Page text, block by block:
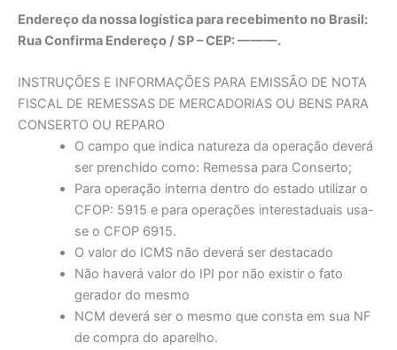
Endereço da nossa logística para recebimento no Brasil:
Rua Confirma Endereço / SP – CEP: ———.
INSTRUÇÕES E INFORMAÇÕES PARA EMISSÃO DE NOTA
FISCAL DE REMESSAS DE MERCADORIAS OU BENS PARA
CONSERTO OU REPARO
O campo que indica natureza da operação deverá
ser prenchido como: Remessa para Conserto;
Para operação interna dentro do estado utilizar o
CFOP: 5915 e para operações interestaduais usa-
se o CFOP 6915.
O valor do ICMS não deverá ser destacado
Não haverá valor do IPI por não existir o fato
gerador do mesmo
NCM deverá ser o mesmo que consta em sua NF
de compra do aparelho.